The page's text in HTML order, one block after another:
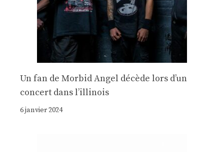
Un fan de Morbid Angel décède lors d’un
concert dans l’illinois
6 janvier 2024